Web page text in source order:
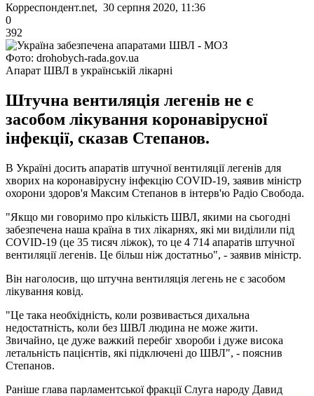
Корреспондент.net, 30 серпня 2020, 11:36
0
392
Фото: drohobych-rada.gov.ua
Апарат ШВЛ в українській лікарні
Штучна вентиляція легенів не є
засобом лікування коронавірусної
інфекції, сказав Степанов.
В Україні досить апаратів штучної вентиляції легенів для
хворих на коронавірусну інфекцію COVID-19, заявив міністр
охорони здоров'я Максим Степанов в інтерв'ю Радіо Свобода.
"Якщо ми говоримо про кількість ШВЛ, якими на сьогодні
забезпечена наша країна в тих лікарнях, які ми виділили під
COVID-19 (це 35 тисяч ліжок), то це 4 714 апаратів штучної
вентиляції легенів. Це більш ніж достатньо", - заявив міністр.
Він наголосив, що штучна вентиляція легень не є засобом
лікування ковід.
"Це така необхідність, коли розвивається дихальна
недостатність, коли без ШВЛ людина не може жити.
Звичайно, це дуже важкий перебіг хвороби і дуже висока
летальність пацієнтів, які підключені до ШВЛ", - пояснив
Степанов.
Раніше глава парламентської фракції Слуга народу Давид